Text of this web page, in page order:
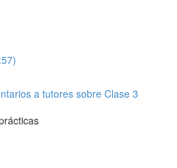
a tutores sobre Clase 3